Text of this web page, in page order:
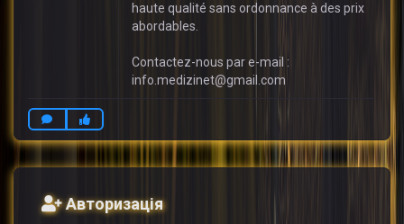
haute qualité sans ordonnance à des prix
abordables.
Contactez-nous par e-mail :
info.medizinet@gmail.com
Авторизація